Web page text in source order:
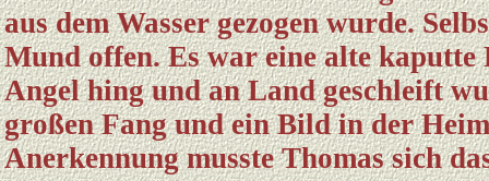
aus dem Wasser gezogen wurde.
Mund offen. Es war eine alte
Angel hing und an Land geschleift
großen Fang und ein Bild in der
Anerkennung musste Thomas sich